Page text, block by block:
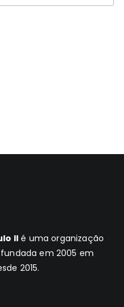
II é uma organização
em 2005 em
2015.